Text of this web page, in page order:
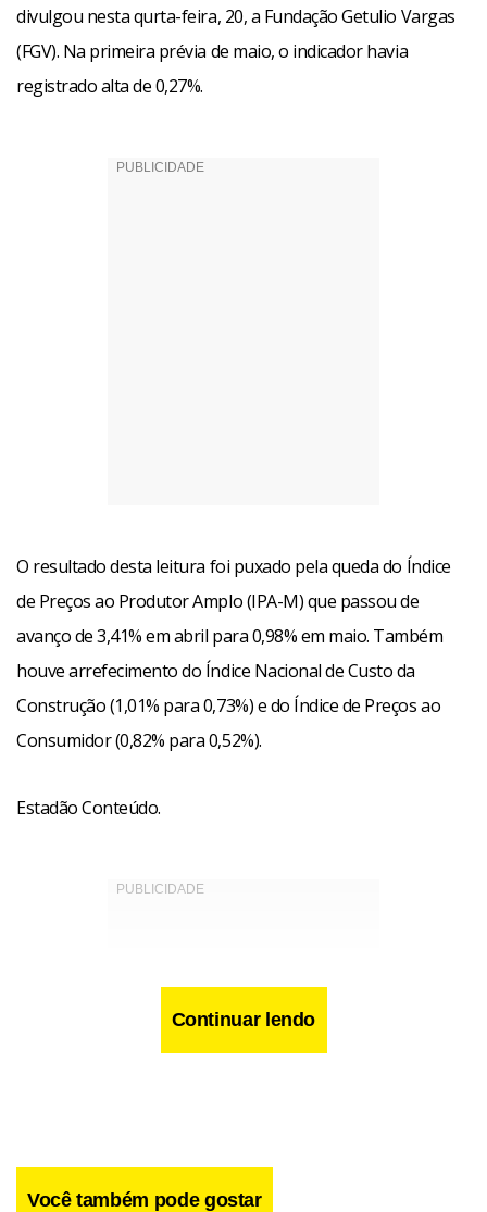
divulgou nesta qurta-feira, 20, a Fundação Getulio Vargas
(FGV). Na primeira prévia de maio, o indicador havia
registrado alta de 0,27%.
O resultado desta leitura foi puxado pela queda do Índice
de Preços ao Produtor Amplo (IPA-M) que passou de
avanço de 3,41% em abril para 0,98% em maio. Também
houve arrefecimento do Índice Nacional de Custo da
Construção (1,01% para 0,73%) e do Índice de Preços ao
Consumidor (0,82% para 0,52%).
Estadão Conteúdo.
Continuar lendo
Você também pode gostar